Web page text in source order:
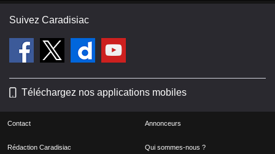
Suivez Caradisiac
Téléchargez nos applications mobiles
Contact Annonceurs
Rédaction Caradisiac Qui sommes-nous ?